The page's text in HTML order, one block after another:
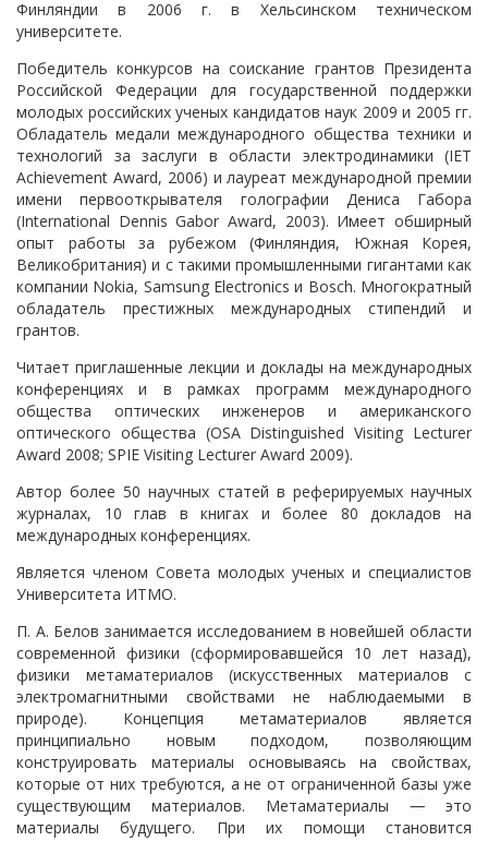
Финляндии в 2006 г. в Хельсинском техническом
университете.
Победитель конкурсов на соискание грантов Президента
Российской Федерации для государственной поддержки
молодых российских ученых кандидатов наук 2009 и 2005 гг.
Обладатель медали международного общества техники и
технологий за заслуги в области электродинамики (IET
Achievement Award, 2006) и лауреат международной премии
имени первооткрывателя голографии Дениса Габора
(International Dennis Gabor Award, 2003). Имеет обширный
опыт работы за рубежом (Финляндия, Южная Корея,
Великобритания) и с такими промышленными гигантами как
компании Nokia, Samsung Electronics и Bosch. Многократный
обладатель престижных международных стипендий и
грантов.
Читает приглашенные лекции и доклады на международных
конференциях и в рамках программ международного
общества оптических инженеров и американского
оптического общества (OSA Distinguished Visiting Lecturer
Award 2008; SPIE Visiting Lecturer Award 2009).
Автор более 50 научных статей в реферируемых научных
журналах, 10 глав в книгах и более 80 докладов на
международных конференциях.
Является членом Совета молодых ученых и специалистов
Университета ИТМО.
П. А. Белов занимается исследованием в новейшей области
современной физики (сформировавшейся 10 лет назад),
физики метаматериалов (искусственных материалов с
электромагнитными свойствами не наблюдаемыми в
природе). Концепция метаматериалов является
принципиально новым подходом, позволяющим
конструировать материалы основываясь на свойствах,
которые от них требуются, а не от ограниченной базы уже
существующим материалов. Метаматериалы — это
материалы будущего. При их помощи становится